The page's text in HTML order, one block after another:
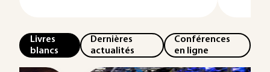
Livres
blancs
Dernières
actualités
Conférences
en ligne